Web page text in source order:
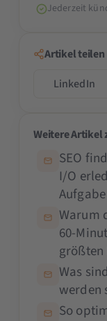
Jederzeit
Artikel teilen
LinkedIn
Weitere Artikel
SEO
I/O
Aufgabe
Warum
60-
Was
werden
So